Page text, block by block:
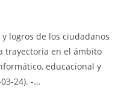
logros de los ciudadanos
trayectoria en el ámbito
educacional y
24). -…